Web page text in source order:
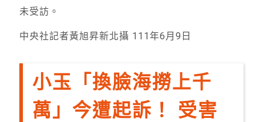
未受訪。
中央社記者黃旭昇新北攝 111年6月9日
小玉「換臉海撈上千
萬」今遭起訴！ 受害